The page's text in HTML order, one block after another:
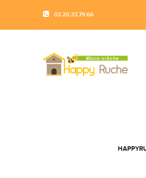
03.20.33.79.66